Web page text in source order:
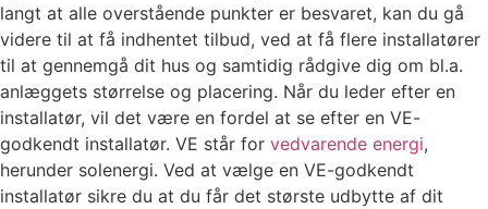
langt at alle overstående punkter er besvaret, kan du gå
videre til at få indhentet tilbud, ved at få flere installatører
til at gennemgå dit hus og samtidig rådgive dig om bl.a.
anlæggets størrelse og placering. Når du leder efter en
installatør, vil det være en fordel at se efter en VE-
godkendt installatør. VE står for vedvarende energi,
herunder solenergi. Ved at vælge en VE-godkendt
installatør sikre du at du får det største udbytte af dit